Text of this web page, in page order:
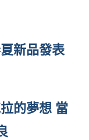
新品發表
的夢想 當